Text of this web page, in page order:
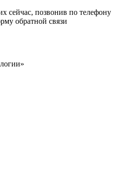
сейчас, позвонив по телефону
обратной связи